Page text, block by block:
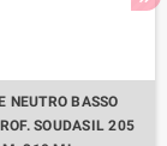
NEUTRO BASSO
SOUDASIL 205